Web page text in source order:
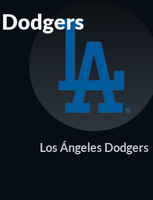
Los Ángeles Dodgers